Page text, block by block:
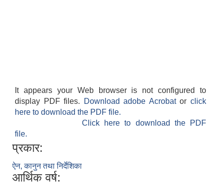
It appears your Web browser is not configured to
display PDF files.
Download adobe Acrobatorclick
here to download the PDF file.
Click here to download the PDF
file.
प्रकार:
ऐन, कानुन तथा निर्देशिका
आर्थिक वर्ष: